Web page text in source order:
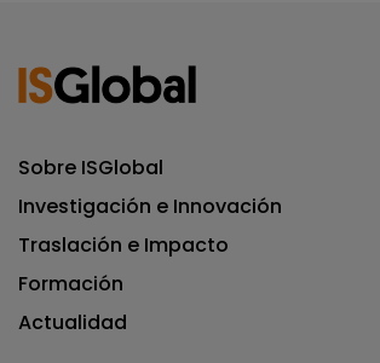
Sobre ISGlobal
Investigación e Innovación
Traslación e Impacto
Formación
Actualidad